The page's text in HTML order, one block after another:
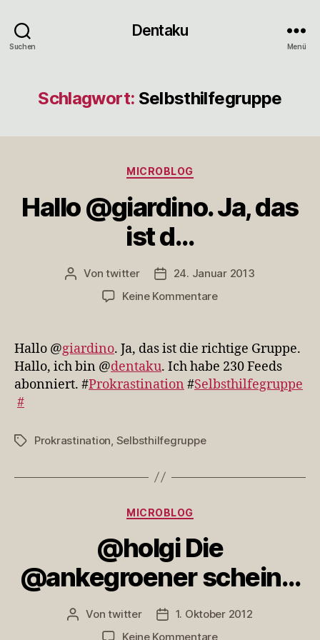
Suchen
Dentaku
Menü
Schlagwort: Selbsthilfegruppe
Kategorien
MICROBLOG
Hallo @giardino. Ja, das
ist d…
Beitragsautor
Vontwitter Veröffentlichungsdatum
24. Januar 2013
Keine Kommentarezu
Ja,
das
ist
d…
Hallo @giardino. Ja, das ist die richtige Gruppe.
Hallo, ich bin @dentaku. Ich habe 230 Feeds
abonniert. #Prokrastination #Selbsthilfegruppe
#
Schlagwörter
Prokrastination Selbsthilfegruppe
Kategorien
MICROBLOG
@holgi Die
@ankegroener schein…
Beitragsautor
Vontwitter Veröffentlichungsdatum
1. Oktober 2012
Keine Kommentarezu